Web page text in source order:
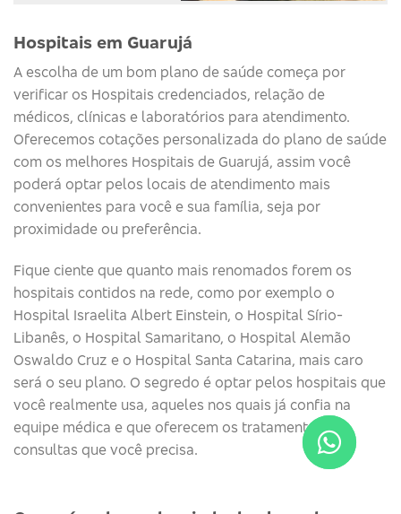
Hospitais em Guarujá
A escolha de um bom plano de saúde começa por
verificar os Hospitais credenciados, relação de
médicos, clínicas e laboratórios para atendimento.
Oferecemos cotações personalizada do plano de saúde
com os melhores Hospitais de Guarujá, assim você
poderá optar pelos locais de atendimento mais
convenientes para você e sua família, seja por
proximidade ou preferência.
Fique ciente que quanto mais renomados forem os
hospitais contidos na rede, como por exemplo o
Hospital Israelita Albert Einstein, o Hospital Sírio-
Libanês, o Hospital Samaritano, o Hospital Alemão
Oswaldo Cruz e o Hospital Santa Catarina, mais caro
será o seu plano. O segredo é optar pelos hospitais que
você realmente usa, aqueles nos quais já confia na
equipe médica e que oferecem os tratamentos e
consultas que você precisa.